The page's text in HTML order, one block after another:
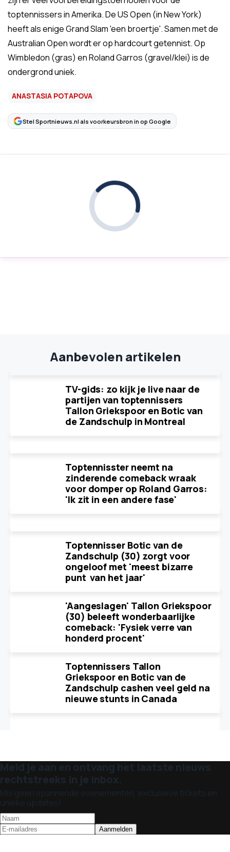
toptennissers in Amerika. De US Open (in New York)
heeft als enige Grand Slam 'een broertje'. Samen met de
Australian Open wordt er op hardcourt getennist. Op
Wimbledon (gras) en Roland Garros (gravel/klei) is de
ondergrond uniek.
ANASTASIA POTAPOVA
Stel Sportnieuws.nl als voorkeursbron in op Google
Aanbevolen artikelen
TV-gids: zo kijk je live naar de
partijen van toptennissers
Tallon Griekspoor en Botic van
de Zandschulp in Montreal
Toptennisster neemt na
zinderende comeback wraak
voor domper op Roland Garros:
'Ik zit in een andere fase'
Toptennisser Botic van de
Zandschulp (30) zorgt voor
ongeloof met 'meest bizarre
punt van het jaar'
'Aangeslagen' Tallon Griekspoor
(30) beleeft wonderbaarlijke
comeback: 'Fysiek verre van
honderd procent'
Toptennissers Tallon
Griekspoor en Botic van de
Zandschulp cashen veel geld na
nieuwe stunts in Canada
Meld je aan en ontvang het laatste nieuws
rechtstreeks in je inbox.
Mis geen spannende evenementen, exclusieve tickets en
unieke updates!